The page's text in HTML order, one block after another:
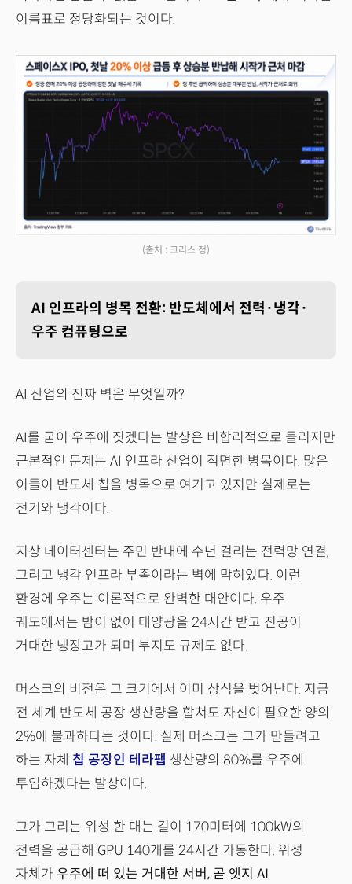
이름표로 정당화되는 것이다.
(출처 : 크리스 정)
AI 인프라의 병목 전환: 반도체에서 전력·냉각·
우주 컴퓨팅으로
AI 산업의 진짜 벽은 무엇일까?
AI를 굳이 우주에 짓겠다는 발상은 비합리적으로 들리지만
근본적인 문제는 AI 인프라 산업이 직면한 병목이다. 많은
이들이 반도체 칩을 병목으로 여기고 있지만 실제로는
전기와 냉각이다.
지상 데이터센터는 주민 반대에 수년 걸리는 전력망 연결,
그리고 냉각 인프라 부족이라는 벽에 막혀있다. 이런
환경에 우주는 이론적으로 완벽한 대안이다. 우주
궤도에서는 밤이 없어 태양광을 24시간 받고 진공이
거대한 냉장고가 되며 부지도 규제도 없다.
머스크의 비전은 그 크기에서 이미 상식을 벗어난다. 지금
전 세계 반도체 공장 생산량을 합쳐도 자신이 필요한 양의
2%에 불과하다는 것이다. 실제 머스크는 그가 만들려고
하는 자체 칩 공장인 테라팹 생산량의 80%를 우주에
투입하겠다는 발상이다.
그가 그리는 위성 한 대는 길이 170미터에 100kW의
전력을 공급해 GPU 140개를 24시간 가동한다. 위성
자체가 우주에 떠 있는 거대한 서버, 곧 엣지 AI